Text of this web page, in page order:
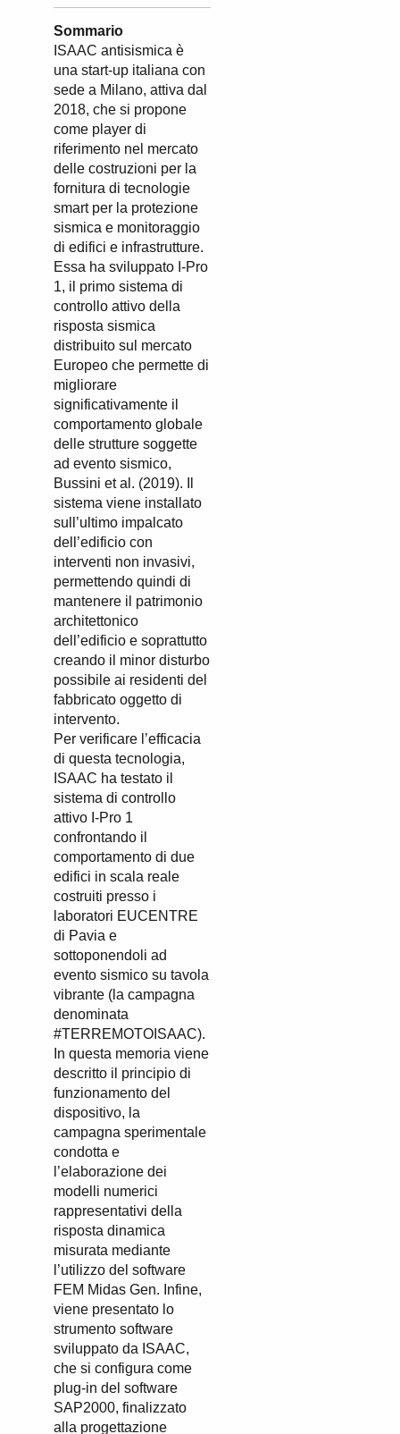
Sommario
ISAAC antisismica è
una start-up italiana con
sede a Milano, attiva dal
2018, che si propone
come player di
riferimento nel mercato
delle costruzioni per la
fornitura di tecnologie
smart per la protezione
sismica e monitoraggio
di edifici e infrastrutture.
Essa ha sviluppato I-Pro
1, il primo sistema di
controllo attivo della
risposta sismica
distribuito sul mercato
Europeo che permette di
migliorare
significativamente il
comportamento globale
delle strutture soggette
ad evento sismico,
Bussini et al. (2019). Il
sistema viene installato
sull’ultimo impalcato
dell’edificio con
interventi non invasivi,
permettendo quindi di
mantenere il patrimonio
architettonico
dell’edificio e soprattutto
creando il minor disturbo
possibile ai residenti del
fabbricato oggetto di
intervento.
Per verificare l’efficacia
di questa tecnologia,
ISAAC ha testato il
sistema di controllo
attivo I-Pro 1
confrontando il
comportamento di due
edifici in scala reale
costruiti presso i
laboratori EUCENTRE
di Pavia e
sottoponendoli ad
evento sismico su tavola
vibrante (la campagna
denominata
#TERREMOTOISAAC).
In questa memoria viene
descritto il principio di
funzionamento del
dispositivo, la
campagna sperimentale
condotta e
l’elaborazione dei
modelli numerici
rappresentativi della
risposta dinamica
misurata mediante
l’utilizzo del software
FEM Midas Gen. Infine,
viene presentato lo
strumento software
sviluppato da ISAAC,
che si configura come
plug-in del software
SAP2000, finalizzato
alla progettazione